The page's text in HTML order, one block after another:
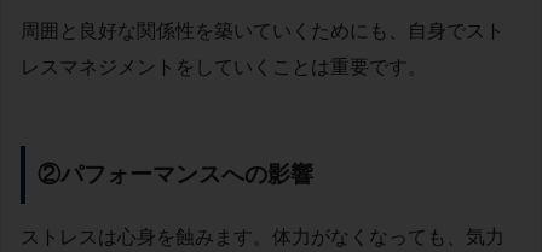
周囲と良好な関係性を築いていくためにも、自身でスト
レスマネジメントをしていくことは重要です。
②パフォーマンスへの影響
ストレスは心身を蝕みます。体力がなくなっても、気力